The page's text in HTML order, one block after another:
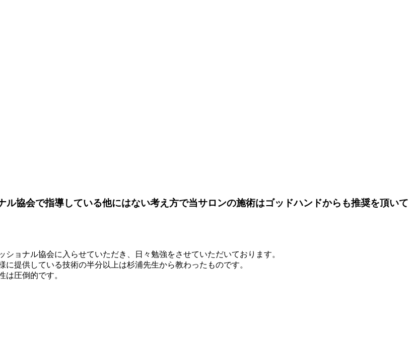
ョナル協会に入らせていただき、日々勉強をさせていただいております。
提供している技術の半分以上は杉浦先生から教わったものです。
は圧倒的です。